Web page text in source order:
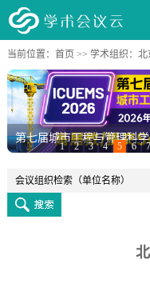
当前位置： 首页 >> 学术组织 ：
第七届城市工程与管理科
1 2 3 4 5 6